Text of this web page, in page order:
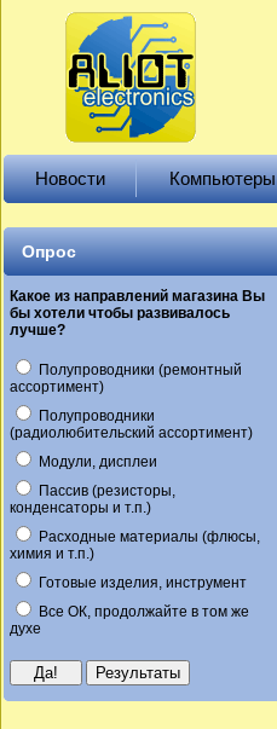
Новости Компьютеры
Опрос
Какое из направлений магазина Вы
бы хотели чтобы развивалось
лучше?
Полупроводники (ремонтный
ассортимент)
Полупроводники
(радиолюбительский ассортимент)
Модули, дисплеи
Пассив (резисторы,
конденсаторы и т.п.)
Расходные материалы (флюсы,
химия и т.п.)
Готовые изделия, инструмент
Все ОК, продолжайте в том же
духе